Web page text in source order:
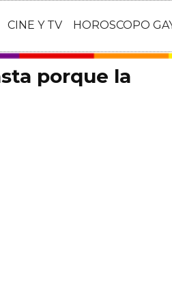
CINE Y TV HOROSCOPO
porque la